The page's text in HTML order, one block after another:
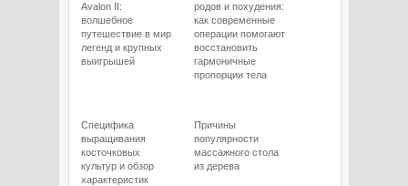
Avalon II:
волшебное
путешествие в мир
легенд и крупных
выигрышей
родов и похудения:
как современные
операции помогают
восстановить
гармоничные
пропорции тела
Специфика
выращивания
косточковых
культур и обзор
характеристик
Причины
популярности
массажного стола
из дерева